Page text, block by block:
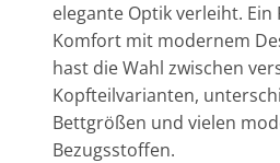
elegante Optik verleiht. Ein
Komfort mit modernem
hast die Wahl zwischen
Kopfteilvarianten,
Bettgrößen und vielen
Bezugsstoffen.